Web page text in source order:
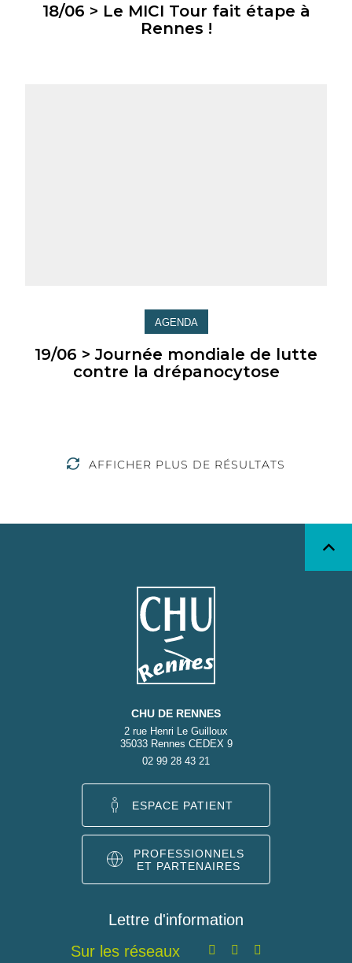
18/06 > Le MICI Tour fait étape à
Rennes !
AGENDA
19/06 > Journée mondiale de lutte
contre la drépanocytose
AFFICHER PLUS DE RÉSULTATS
CHU DE RENNES
2 rue Henri Le Guilloux
35033 Rennes CEDEX 9
02 99 28 43 21
ESPACE PATIENT
PROFESSIONNELS
ET PARTENAIRES
Lettre d'information
Sur les réseaux